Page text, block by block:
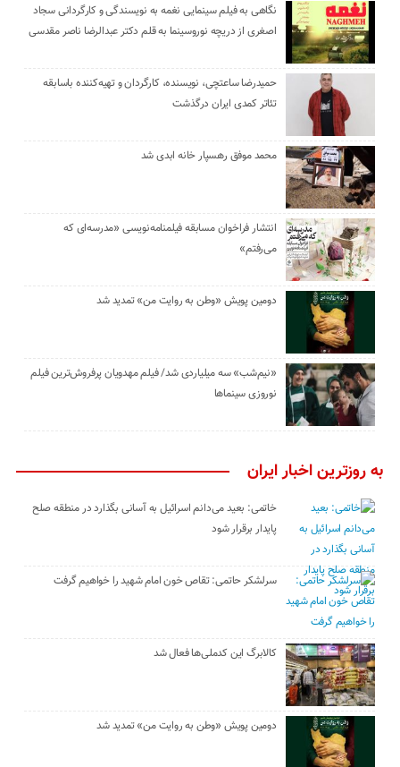
نگاهی به فیلم سینمایی نغمه به نویسندگی و کارگردانی سجاد
اصغری از دریچه نوروسینما به قلم دکتر عبدالرضا ناصر مقدسی
حمیدرضا ساعتچی، نویسنده، کارگردان و تهیه‌کننده باسابقه
تئاتر کمدی ایران درگذشت
محمد موفق رهسپار خانه ابدی شد
انتشار فراخوان مسابقه فیلمنامه‌نویسی «مدرسه‌ای که
می‌رفتم»
دومین پویش «وطن به روایت من» تمدید شد
«نیم‌شب» سه میلیاردی شد/ فیلم مهدویان پرفروش‌ترین فیلم
نوروزی سینماها
به روزترین اخبار ایران
خاتمی: بعید می‌دانم اسرائیل به آسانی بگذارد در منطقه صلح
پایدار برقرار شود
سرلشکر حاتمی: تقاص خون امام شهید را خواهیم گرفت
کالابرگ این کدملی‌ها فعال شد
دومین پویش «وطن به روایت من» تمدید شد